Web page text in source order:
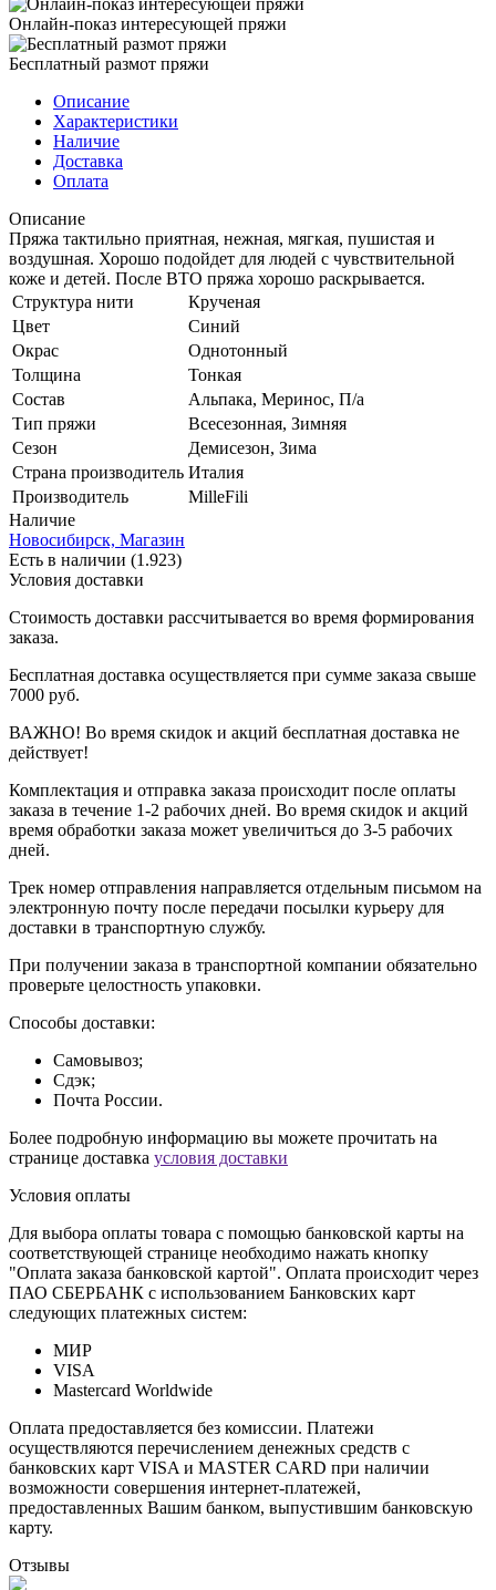
Онлайн-показ интересующей пряжи
Бесплатный размот пряжи
Описание
Характеристики
Наличие
Доставка
Оплата
Описание
Пряжа тактильно приятная, нежная, мягкая, пушистая и
воздушная. Хорошо подойдет для людей с чувствительной
коже и детей. После ВТО пряжа хорошо раскрывается.
Структура нити
Крученая
Цвет
Синий
Окрас
Однотонный
Толщина
Тонкая
Состав
Альпака, Меринос, П/а
Тип пряжи
Всесезонная, Зимняя
Сезон
Демисезон, Зима
Страна производитель Италия
Производитель
MilleFili
Наличие
Новосибирск, Магазин
Есть в наличии (1.923)
Условия доставки
Стоимость доставки рассчитывается во время формирования
заказа.
Бесплатная доставка осуществляется при сумме заказа свыше
7000 руб.
ВАЖНО! Во время скидок и акций бесплатная доставка не
действует!
Комплектация и отправка заказа происходит после оплаты
заказа в течение 1-2 рабочих дней. Во время скидок и акций
время обработки заказа может увеличиться до 3-5 рабочих
дней.
Трек номер отправления направляется отдельным письмом на
электронную почту после передачи посылки курьеру для
доставки в транспортную службу.
При получении заказа в транспортной компании обязательно
проверьте целостность упаковки.
Способы доставки:
Самовывоз;
Сдэк;
Почта России.
Более подробную информацию вы можете прочитать на
странице доставка условия доставки
Условия оплаты
Для выбора оплаты товара с помощью банковской карты на
соответствующей странице необходимо нажать кнопку
"Оплата заказа банковской картой". Оплата происходит через
ПАО СБЕРБАНК с использованием Банковских карт
следующих платежных систем:
МИР
VISA
Mastercard Worldwide
Оплата предоставляется без комиссии. Платежи
осуществляются перечислением денежных средств с
банковских карт VISA и MASTER CARD при наличии
возможности совершения интернет-платежей,
предоставленных Вашим банком, выпустившим банковскую
карту.
Отзывы